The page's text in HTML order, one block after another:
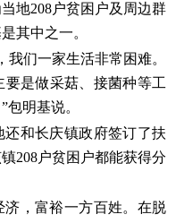
地208户贫困户及周边群
其中之一。
们一家生活非常困难。
是做采菇、接菌种等工
明基说。
和长庆镇政府签订了扶
208户贫困户都能获得分
，富裕一方百姓。在脱